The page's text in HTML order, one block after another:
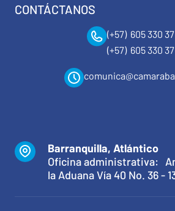
CONTÁCTANOS
(+57) 605 330
(+57) 605 330
Barranquilla, Atlántico
Oficina administrativa:
la Aduana Vía 40 No. 36 -